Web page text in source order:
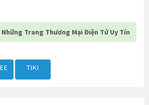
Những Trang Thương Mại Điện Tử Uy Tín
TIKI